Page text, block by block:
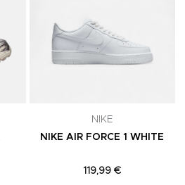
NIKE
NIKE AIR FORCE 1 WHITE
119,99 €